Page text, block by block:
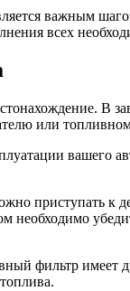
важным
всех
В
или
приступать к
фильтр